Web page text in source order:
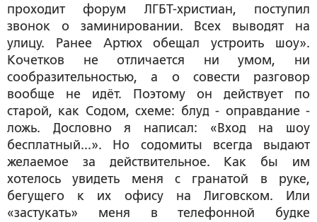
проходит форум ЛГБТ-христиан, поступил
звонок о заминировании. Всех выводят на
улицу. Ранее Артюх обещал устроить шоу».
Кочетков не отличается ни умом, ни
сообразительностью, а о совести разговор
вообще не идёт. Поэтому он действует по
старой, как Содом, схеме: блуд - оправдание -
ложь. Дословно я написал: «Вход на шоу
бесплатный...». Но содомиты всегда выдают
желаемое за действительное. Как бы им
хотелось увидеть меня с гранатой в руке,
бегущего к их офису на Лиговском. Или
«застукать» меня в телефонной будке